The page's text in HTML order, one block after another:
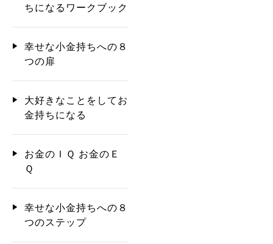
ちになるワークブック
幸せな小金持ちへの８
つの扉
大好きなことをしてお
金持ちになる
お金のＩＱ お金のＥ
Ｑ
幸せな小金持ちへの８
つのステップ